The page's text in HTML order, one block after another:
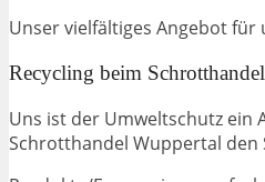
Unser vielfältiges Angebot
Recycling beim
Uns ist der Umweltschutz ein
Schrotthandel Wuppertal